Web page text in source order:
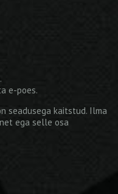
e-poes.
seadusega kaitstud. Ilma
ega selle osa